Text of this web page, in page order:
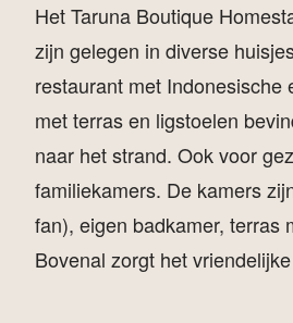
Het Taruna Boutique
zijn gelegen in diverse
restaurant met Indonesische
met terras en ligstoelen
naar het strand. Ook voor
familiekamers. De kamers
fan), eigen badkamer, terras
Bovenal zorgt het